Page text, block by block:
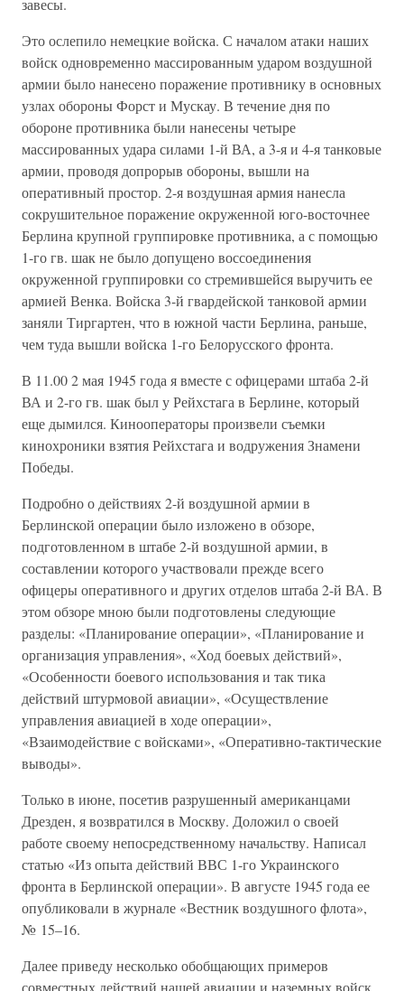
завесы.
Это ослепило немецкие войска. С началом атаки наших
войск одновременно массированным ударом воздушной
армии было нанесено поражение противнику в основных
узлах обороны Форст и Мускау. В течение дня по
обороне противника были нанесены четыре
массированных удара силами 1-й ВА, а 3-я и 4-я танковые
армии, проводя допрорыв обороны, вышли на
оперативный простор. 2-я воздушная армия нанесла
сокрушительное поражение окруженной юго-восточнее
Берлина крупной группировке противника, а с помощью
1-го гв. шак не было допущено воссоединения
окруженной группировки со стремившейся выручить ее
армией Венка. Войска 3-й гвардейской танковой армии
заняли Тиргартен, что в южной части Берлина, раньше,
чем туда вышли войска 1-го Белорусского фронта.
В 11.00 2 мая 1945 года я вместе с офицерами штаба 2-й
ВА и 2-го гв. шак был у Рейхстага в Берлине, который
еще дымился. Кинооператоры произвели съемки
кинохроники взятия Рейхстага и водружения Знамени
Победы.
Подробно о действиях 2-й воздушной армии в
Берлинской операции было изложено в обзоре,
подготовленном в штабе 2-й воздушной армии, в
составлении которого участвовали прежде всего
офицеры оперативного и других отделов штаба 2-й ВА. В
этом обзоре мною были подготовлены следующие
разделы: «Планирование операции», «Планирование и
организация управления», «Ход боевых действий»,
«Особенности боевого использования и так тика
действий штурмовой авиации», «Осуществление
управления авиацией в ходе операции»,
«Взаимодействие с войсками», «Оперативно-тактические
выводы».
Только в июне, посетив разрушенный американцами
Дрезден, я возвратился в Москву. Доложил о своей
работе своему непосредственному начальству. Написал
статью «Из опыта действий ВВС 1-го Украинского
фронта в Берлинской операции». В августе 1945 года ее
опубликовали в журнале «Вестник воздушного флота»,
№ 15–16.
Далее приведу несколько обобщающих примеров
совместных действий нашей авиации и наземных войск,